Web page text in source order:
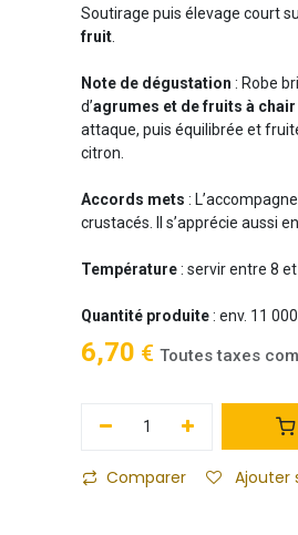
Soutirage puis élevage court
fruit
Note de dégustation : Robe
d’agrumes et de fruits à
attaque, puis équilibrée et
citron.
Accords mets :
crustacés. Il s’apprécie aussi en
Température: servir entre 8 et
Quantité produite: env. 11
6,70 € Toutes taxes
Comparer Ajouter